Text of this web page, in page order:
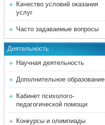
Качество условий оказания
услуг
Часто задаваемые вопросы
Деятельность
Научная деятельность
Дополнительное образование
Кабинет психолого-
педагогической помощи
Конкурсы и олимпиады